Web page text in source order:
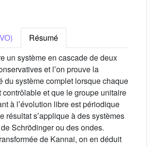
Résumé
un système en cascade de deux
et lʼon prouve la
du système complet lorsque chaque
contrôlable et que le groupe unitaire
à lʼévolution libre est périodique
résultat sʼapplique à des systèmes
Schrödinger ou des ondes.
de Kannai, on en déduit